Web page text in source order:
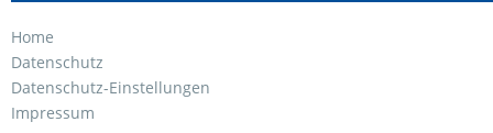
Home
Datenschutz
Datenschutz-Einstellungen
Impressum